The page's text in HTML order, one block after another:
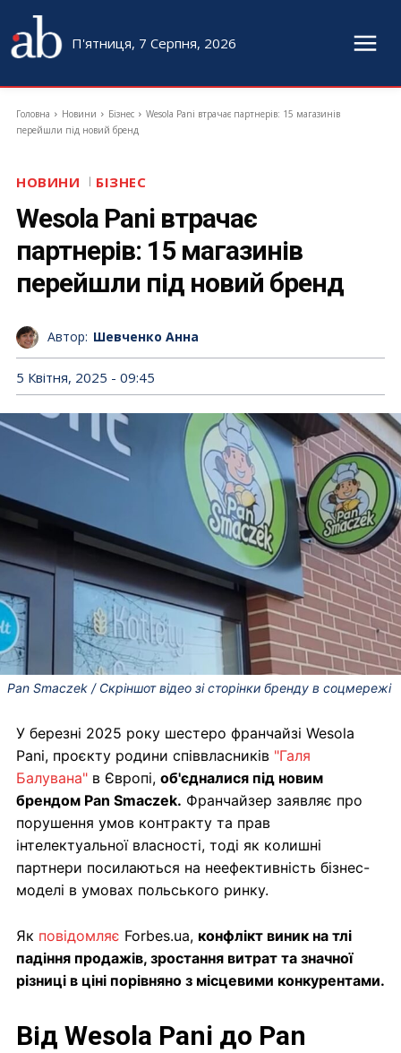
П'ятниця, 7 Серпня, 2026
Головна Новини Бізнес
Wesola Pani втрачає партнерів: 15 магазинів
перейшли під новий бренд
НОВИНИ БІЗНЕС
Wesola Pani втрачає
партнерів: 15 магазинів
перейшли під новий бренд
Автор: Шевченко Анна
5 Квітня, 2025 - 09:45
Pan Smaczek / Скріншот відео зі сторінки бренду в соцмережі
У березні 2025 року шестеро франчайзі Wesola
Pani, проєкту родини співвласників "Галя
Балувана" в Європі, об'єдналися під новим
брендом Pan Smaczek. Франчайзер заявляє про
порушення умов контракту та прав
інтелектуальної власності, тоді як колишні
партнери посилаються на неефективність бізнес-
моделі в умовах польського ринку.
Як повідомляє Forbes.ua, конфлікт виник на тлі
падіння продажів, зростання витрат та значної
різниці в ціні порівняно з місцевими конкурентами.
Від Wesola Pani до Pan